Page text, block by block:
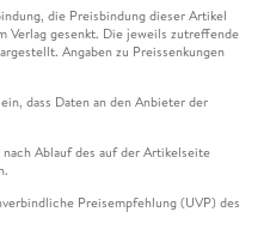
die Preisbindung dieser Artikel
Verlag gesenkt. Die jeweils zutreffende
Angaben zu Preissenkungen
dass Daten an den Anbieter der
Ablauf des auf der Artikelseite
Preisempfehlung (UVP) des